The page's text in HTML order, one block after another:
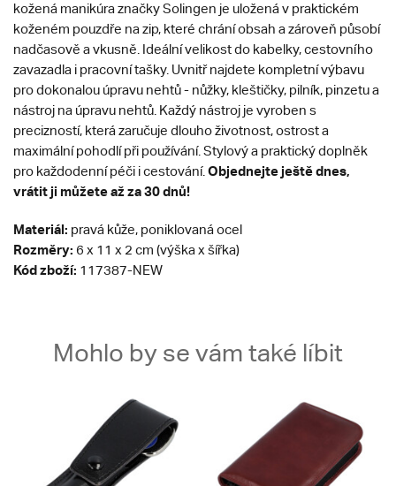
kožená manikúra značky Solingen je uložená v praktickém
koženém pouzdře na zip, které chrání obsah a zároveň působí
nadčasově a vkusně. Ideální velikost do kabelky, cestovního
zavazadla i pracovní tašky. Uvnitř najdete kompletní výbavu
pro dokonalou úpravu nehtů - nůžky, kleštičky, pilník, pinzetu a
nástroj na úpravu nehtů. Každý nástroj je vyroben s
precizností, která zaručuje dlouho životnost, ostrost a
maximální pohodlí při používání. Stylový a praktický doplněk
pro každodenní péči i cestování. Objednejte ještě dnes,
vrátit ji můžete až za 30 dnů!
Materiál: pravá kůže, poniklovaná ocel
Rozměry: 6 x 11 x 2 cm (výška x šířka)
Kód zboží: 117387-NEW
Mohlo by se vám také líbit